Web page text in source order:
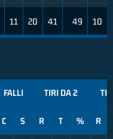
11 20 41 49 10
FALLI TIRI DA 2
C S R T % R